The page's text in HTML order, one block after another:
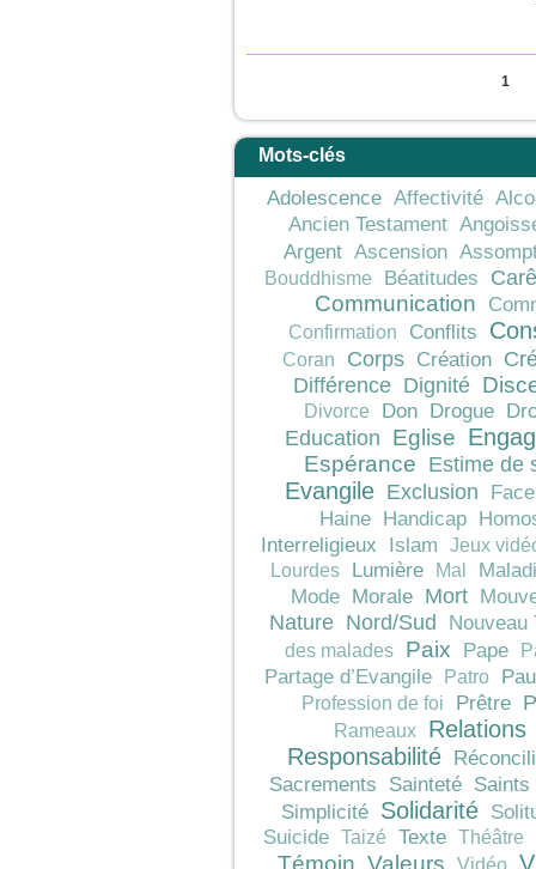
1
Mots-clés
Adolescence Affectivité
Ancien Testament
Argent Ascension
Bouddhisme Béatitudes
Communication
Confirmation Conflits
Coran Corps Création
Différence Dignité
Divorce Don Drogue
Education Eglise
Espérance Estime de
Evangile Exclusion
Haine Handicap
Interreligieux Islam
Jeux
Lourdes
Lumière Mal
Mode
Morale Mort
Nature Nord/Sud Nouveau
des malades Paix Pape
Partage d’Evangile Patro
Profession de foi Prêtre
Rameaux
Relations
Responsabilité
Sacrements Sainteté Saints
Simplicité Solidarité
Suicide
Taizé Texte Théâtre
Témoin Valeurs Vidéo